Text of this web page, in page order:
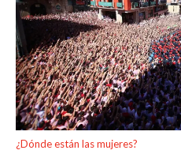
¿Dónde están las mujeres?